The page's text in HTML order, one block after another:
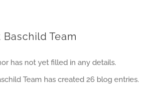
Baschild Team
has not yet filled in any details.
Team has created 26 blog entries.